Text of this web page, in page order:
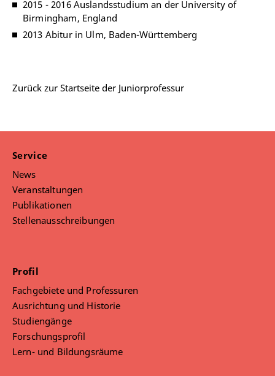
2015 - 2016 Auslandsstudium an der University of
Birmingham, England
2013 Abitur in Ulm, Baden-Württemberg
Zurück zur Startseite der Juniorprofessur
Service
News
Veranstaltungen
Publikationen
Stellenausschreibungen
Profil
Fachgebiete und Professuren
Ausrichtung und Historie
Studiengänge
Forschungsprofil
Lern- und Bildungsräume